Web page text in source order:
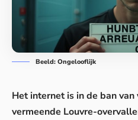
Beeld: Ongelooflijk
Het internet is in de ban
vermeende Louvre-